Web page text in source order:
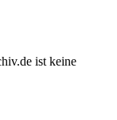
ist keine